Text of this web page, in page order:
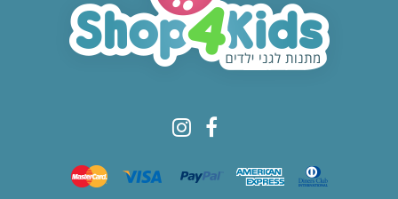
© All rights reserved to Shop4kids